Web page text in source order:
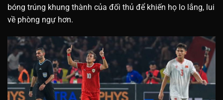
bóng trúng khung thành của đối thủ để khiến họ lo lắng, lui
về phòng ngự hơn.